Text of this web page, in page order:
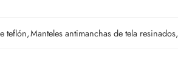
teflón,Manteles antimanchas de tela resinados,